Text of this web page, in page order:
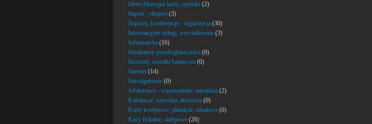
Identyfikacyjne karty, czytniki (2)
Import - eksport (3)
Imprezy, konferencje - organizacja (30)
Informacyjne usługi, wywiadownie (3)
Informatyka (16)
Inkubatory przedsiębiorczości (0)
Instytuty, ośrodki badawcze (0)
Internet (14)
Introligatornie (0)
Jubilerstwo - wyposażenie, narzędzia (2)
Kaletnicze, szewskie akcesoria (0)
Karty kredytowe, płatnicze, rabatowe (0)
Kasy fiskalne, sklepowe (28)